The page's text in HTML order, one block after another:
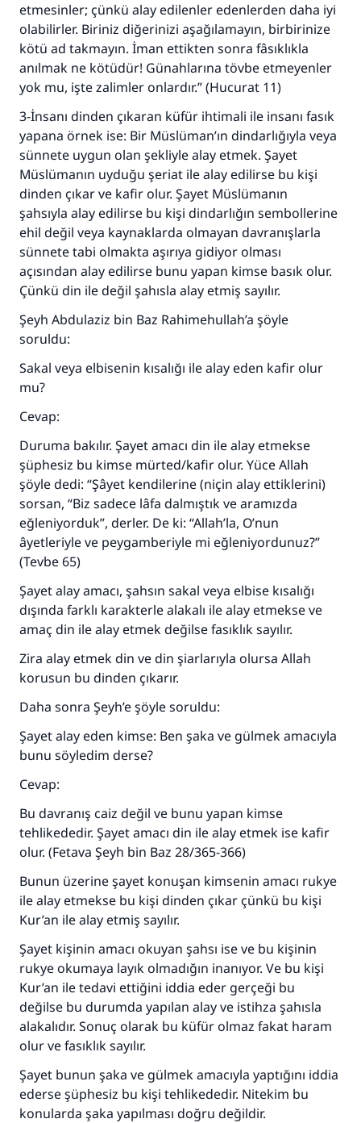
etmesinler; çünkü alay edilenler edenlerden daha iyi
olabilirler. Biriniz diğerinizi aşağılamayın, birbirinize
kötü ad takmayın. İman ettikten sonra fâsıklıkla
anılmak ne kötüdür! Günahlarına tövbe etmeyenler
yok mu, işte zalimler onlardır.” (Hucurat 11)
3-İnsanı dinden çıkaran küfür ihtimali ile insanı fasık
yapana örnek ise: Bir Müslüman’ın dindarlığıyla veya
sünnete uygun olan şekliyle alay etmek. Şayet
Müslümanın uyduğu şeriat ile alay edilirse bu kişi
dinden çıkar ve kafir olur. Şayet Müslümanın
şahsıyla alay edilirse bu kişi dindarlığın sembollerine
ehil değil veya kaynaklarda olmayan davranışlarla
sünnete tabi olmakta aşırıya gidiyor olması
açısından alay edilirse bunu yapan kimse basık olur.
Çünkü din ile değil şahısla alay etmiş sayılır.
Şeyh Abdulaziz bin Baz Rahimehullah’a şöyle
soruldu:
Sakal veya elbisenin kısalığı ile alay eden kafir olur
mu?
Cevap:
Duruma bakılır. Şayet amacı din ile alay etmekse
şüphesiz bu kimse mürted/kafir olur. Yüce Allah
şöyle dedi: “Şâyet kendilerine (niçin alay ettiklerini)
sorsan, “Biz sadece lâfa dalmıştık ve aramızda
eğleniyorduk”, derler. De ki: “Allah’la, O’nun
âyetleriyle ve peygamberiyle mi eğleniyordunuz?”
(Tevbe 65)
Şayet alay amacı, şahsın sakal veya elbise kısalığı
dışında farklı karakterle alakalı ile alay etmekse ve
amaç din ile alay etmek değilse fasıklık sayılır.
Zira alay etmek din ve din şiarlarıyla olursa Allah
korusun bu dinden çıkarır.
Daha sonra Şeyh’e şöyle soruldu:
Şayet alay eden kimse: Ben şaka ve gülmek amacıyla
bunu söyledim derse?
Cevap:
Bu davranış caiz değil ve bunu yapan kimse
tehlikededir. Şayet amacı din ile alay etmek ise kafir
olur. (Fetava Şeyh bin Baz 28/365-366)
Bunun üzerine şayet konuşan kimsenin amacı rukye
ile alay etmekse bu kişi dinden çıkar çünkü bu kişi
Kur’an ile alay etmiş sayılır.
Şayet kişinin amacı okuyan şahsı ise ve bu kişinin
rukye okumaya layık olmadığın inanıyor. Ve bu kişi
Kur’an ile tedavi ettiğini iddia eder gerçeği bu
değilse bu durumda yapılan alay ve istihza şahısla
alakalıdır. Sonuç olarak bu küfür olmaz fakat haram
olur ve fasıklık sayılır.
Şayet bunun şaka ve gülmek amacıyla yaptığını iddia
ederse şüphesiz bu kişi tehlikededir. Nitekim bu
konularda şaka yapılması doğru değildir.
110845 Nolu Cevap, bir evliliği
Ümmete cevapları ulaştırmak için bizi destekle
Her kim bir hayra yol gösterirse , hayrı yapan
kişinin sevabı kadar ona sevap yazılır.
(MUSLIM 1893)
Şimdi katkı yapın!